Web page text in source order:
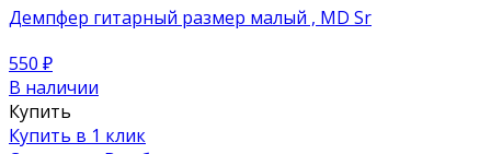
Демпфер гитарный размер малый , MD Sr
550 ₽
В наличии
Купить
Купить в 1 клик